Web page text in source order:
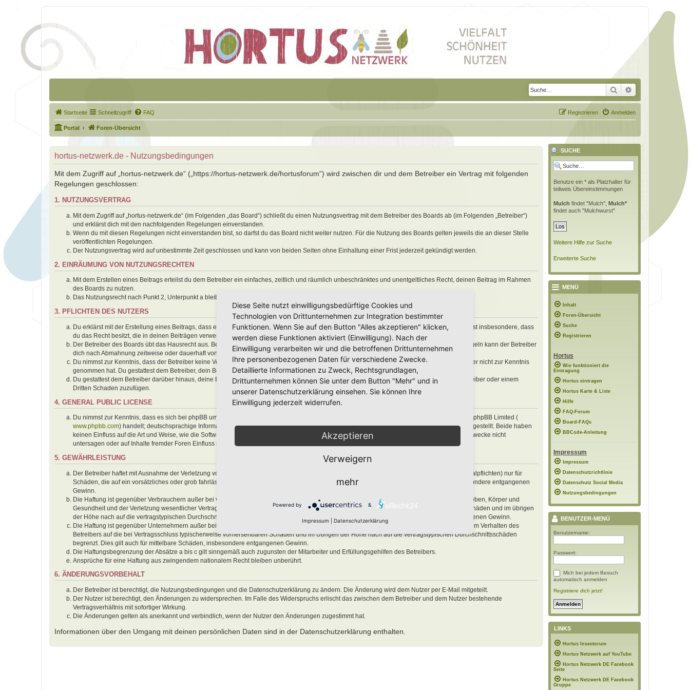
Suche Erweiterte Suche
Startseite Schnellzugriff FAQ Anmelden
Registrieren
Portal Foren-Übersicht
hortus-netzwerk.de - Nutzungsbedingungen
Mit dem Zugriff auf „hortus-netzwerk.de“ („https://hortus-netzwerk.de/hortusforum“) wird zwischen dir und dem Betreiber ein Vertrag mit folgenden
Regelungen geschlossen:
1. NUTZUNGSVERTRAG
Mit dem Zugriff auf „hortus-netzwerk.de“ (im Folgenden „das Board“) schließt du einen Nutzungsvertrag mit dem Betreiber des Boards ab (im Folgenden „Betreiber“)
und erklärst dich mit den nachfolgenden Regelungen einverstanden.
Wenn du mit diesen Regelungen nicht einverstanden bist, so darfst du das Board nicht weiter nutzen. Für die Nutzung des Boards gelten jeweils die an dieser Stelle
veröffentlichten Regelungen.
Der Nutzungsvertrag wird auf unbestimmte Zeit geschlossen und kann von beiden Seiten ohne Einhaltung einer Frist jederzeit gekündigt werden.
2. EINRÄUMUNG VON NUTZUNGSRECHTEN
Mit dem Erstellen eines Beitrags erteilst du dem Betreiber ein einfaches, zeitlich und räumlich unbeschränktes und unentgeltliches Recht, deinen Beitrag im Rahmen
des Boards zu nutzen.
Das Nutzungsrecht nach Punkt 2, Unterpunkt a bleibt auch nach Kündigung des Nutzungsvertrages bestehen.
3. PFLICHTEN DES NUTZERS
Du erklärst mit der Erstellung eines Beitrags, dass er keine Inhalte enthält, die gegen geltendes Recht oder die guten Sitten verstoßen. Du erklärst insbesondere, dass
du das Recht besitzt, die in deinen Beiträgen verwendeten Links und Bilder zu setzen bzw. zu verwenden.
Der Betreiber des Boards übt das Hausrecht aus. Bei Verstößen gegen diese Nutzungsbedingungen oder anderer im Board veröffentlichten Regeln kann der Betreiber
dich nach Abmahnung zeitweise oder dauerhaft von der Nutzung dieses Boards ausschließen und dir ein Hausverbot erteilen.
Du nimmst zur Kenntnis, dass der Betreiber keine Verantwortung für die Inhalte von Beiträgen übernimmt, die er nicht selbst erstellt hat oder die er nicht zur Kenntnis
genommen hat. Du gestattest dem Betreiber, dein Benutzerkonto, Beiträge und Funktionen jederzeit zu löschen oder zu sperren.
Du gestattest dem Betreiber darüber hinaus, deine Beiträge abzuändern, sofern sie gegen o. g. Regeln verstoßen oder geeignet sind, dem Betreiber oder einem
Dritten Schaden zuzufügen.
4. GENERAL PUBLIC LICENSE
Du nimmst zur Kenntnis, dass es sich bei phpBB um eine unter der „
“ (GPL) bereitgestellten Foren-Software von phpBB Limited (
www.phpbb.com) handelt; deutschsprachige Informationen werden durch die deutschsprachige Community unterwww.phpbb.dezur Verfügung gestellt. Beide haben
keinen Einfluss auf die Art und Weise, wie die Software verwendet wird. Sie können insbesondere die Verwendung der Software für bestimmte Zwecke nicht
untersagen oder auf Inhalte fremder Foren Einfluss nehmen.
5. GEWÄHRLEISTUNG
Der Betreiber haftet mit Ausnahme der Verletzung von Leben, Körper und Gesundheit und der Verletzung wesentlicher Vertragspflichten (Kardinalpflichten) nur für
Schäden, die auf ein vorsätzliches oder grob fahrlässiges Verhalten zurückzuführen sind. Dies gilt auch für mittelbare Folgeschäden wie insbesondere entgangenen
Gewinn.
Die Haftung ist gegenüber Verbrauchern außer bei vorsätzlichem oder grob fahrlässigem Verhalten oder bei Schäden aus der Verletzung von Leben, Körper und
Gesundheit und der Verletzung wesentlicher Vertragspflichten (Kardinalpflichten) auf die bei Vertragsschluss typischerweise vorhersehbaren Schäden und im übrigen
der Höhe nach auf die vertragstypischen Durchschnittsschäden begrenzt. Dies gilt auch für mittelbare Folgeschäden wie insbesondere entgangenen Gewinn.
Die Haftung ist gegenüber Unternehmern außer bei der Verletzung von Leben, Körper und Gesundheit oder vorsätzlichem oder grob fahrlässigem Verhalten des
Betreibers auf die bei Vertragsschluss typischerweise vorhersehbaren Schäden und im Übrigen der Höhe nach auf die vertragstypischen Durchschnittsschäden
begrenzt. Dies gilt auch für mittelbare Schäden, insbesondere entgangenen Gewinn.
Die Haftungsbegrenzung der Absätze a bis c gilt sinngemäß auch zugunsten der Mitarbeiter und Erfüllungsgehilfen des Betreibers.
Ansprüche für eine Haftung aus zwingendem nationalem Recht bleiben unberührt.
6. ÄNDERUNGSVORBEHALT
Der Betreiber ist berechtigt, die Nutzungsbedingungen und die Datenschutzerklärung zu ändern. Die Änderung wird dem Nutzer per E-Mail mitgeteilt.
Der Nutzer ist berechtigt, den Änderungen zu widersprechen. Im Falle des Widerspruchs erlischt das zwischen dem Betreiber und dem Nutzer bestehende
Vertragsverhältnis mit sofortiger Wirkung.
Die Änderungen gelten als anerkannt und verbindlich, wenn der Nutzer den Änderungen zugestimmt hat.
Informationen über den Umgang mit deinen persönlichen Daten sind in der Datenschutzerklärung enthalten.
SUCHE
Benutze ein * als Platzhalter für
teilweis Übereinstimmungen
Mulch findet "Mulch", Mulch*
findet auch "Mulchwurst"
Weitere Hilfe zur Suche
Erweiterte Suche
MENÜ
Inhalt
Foren-Übersicht
Suche
Registrieren
Hortus
Wie funktioniert die
Eintragung
Hortus eintragen
Hortus Karte & Liste
Hilfe
FAQ-Forum
Board-FAQs
BBCode-Anleitung
Impressum
Impressum
Datenschutzrichtlinie
Datenschutz Social Media
Nutzungsbedingungen
BENUTZER-MENÜ
Benutzername:
Passwort:
Mich bei jedem Besuch
automatisch anmelden
Registriere dich jetzt!
LINKS
Hortus Insectorum
Hortus Netzwerk auf YouTube
Hortus Netzwerk DE Facebook
Seite
Hortus Netzwerk DE Facebook
Gruppe
Diese Seite nutzt einwilligungsbedürftige Cookies und
Technologien von Drittunternehmen zur Integration bestimmter
Funktionen. Wenn Sie auf den Button "Alles akzeptieren" klicken,
werden diese Funktionen aktiviert (Einwilligung). Nach der
Einwilligung verarbeiten wir und die betroffenen Drittunternehmen
Ihre personenbezogenen Daten für verschiedene Zwecke.
Detaillierte Informationen zu Zweck, Rechtsgrundlagen,
Drittunternehmen können Sie unter dem Button "Mehr" und in
unserer Datenschutzerklärung einsehen. Sie können Ihre
Einwilligung jederzeit widerrufen.
Akzeptieren
Verweigern
mehr
Powered by &
Impressum Datenschutzerklärung